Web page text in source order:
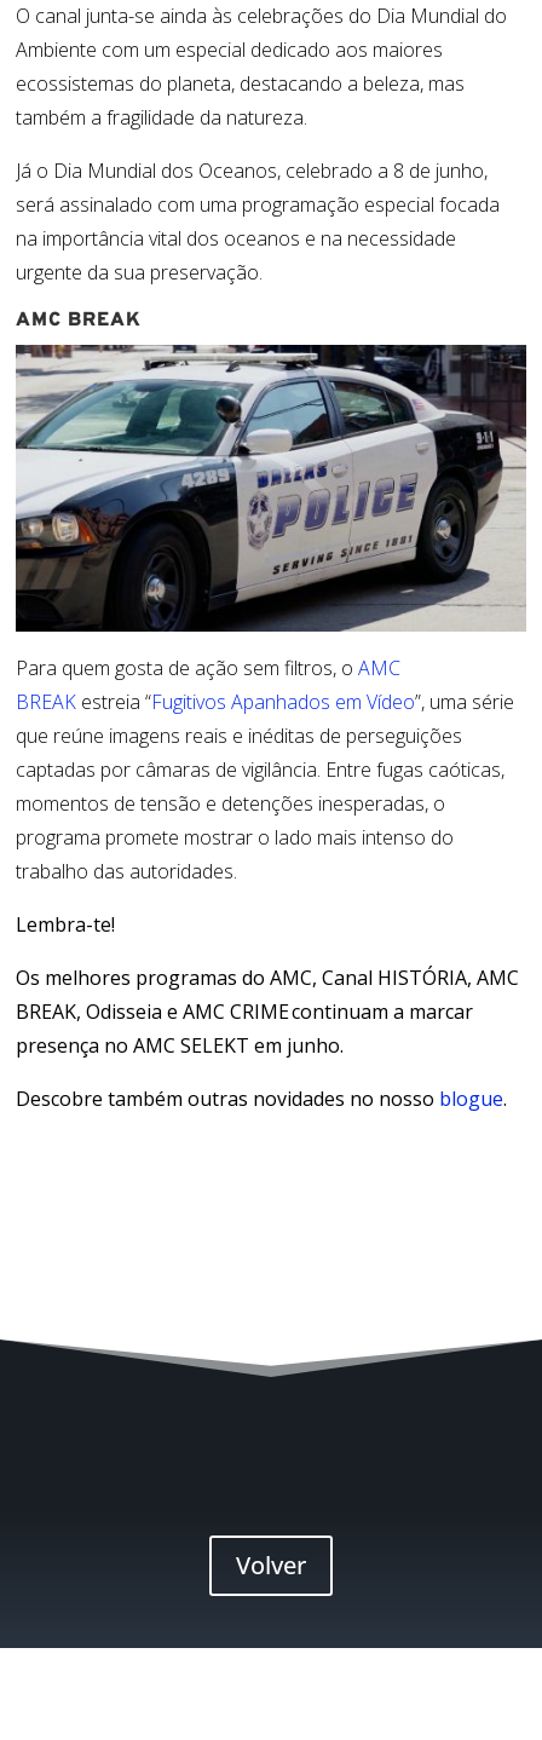
O canal junta-se ainda às celebrações do Dia Mundial do
Ambiente com um especial dedicado aos maiores
ecossistemas do planeta, destacando a beleza, mas
também a fragilidade da natureza.
Já o Dia Mundial dos Oceanos, celebrado a 8 de junho,
será assinalado com uma programação especial focada
na importância vital dos oceanos e na necessidade
urgente da sua preservação.
AMC BREAK
Para quem gosta de ação sem filtros, oAMC
BREAK estreia “Fugitivos Apanhados em Vídeo”, uma série
que reúne imagens reais e inéditas de perseguições
captadas por câmaras de vigilância. Entre fugas caóticas,
momentos de tensão e detenções inesperadas, o
programa promete mostrar o lado mais intenso do
trabalho das autoridades.
Lembra-te!
Os melhores programas do AMC, Canal HISTÓRIA, AMC
BREAK, Odisseia e AMC CRIME continuam a marcar
presença no AMC SELEKT em junho.
Descobre também outras novidades no nosso blogue.
Volver